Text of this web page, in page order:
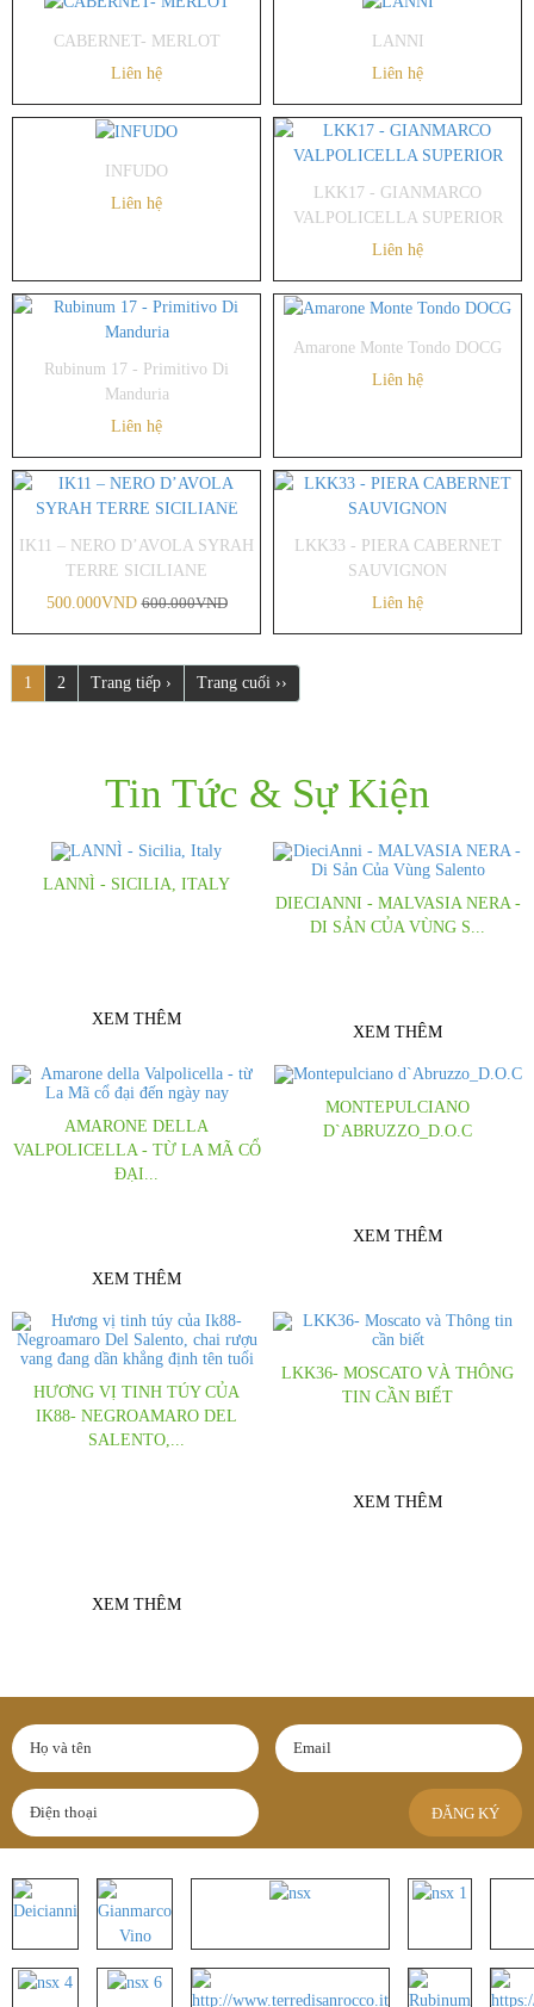
CABERNET- MERLOT
Liên hệ
LANNI
Liên hệ
INFUDO
Liên hệ
LKK17 - GIANMARCO
VALPOLICELLA SUPERIOR
Liên hệ
Rubinum 17 - Primitivo Di
Manduria
Liên hệ
Amarone Monte Tondo DOCG
Liên hệ
IK11 – NERO D’AVOLA SYRAH
TERRE SICILIANE
500.000VND 600.000VND
-20%
LKK33 - PIERA CABERNET
SAUVIGNON
Liên hệ
1 2 Trang tiếp › Trang cuối ››
Tin Tức & Sự Kiện
LANNÌ - SICILIA, ITALY
XEM THÊM
DIECIANNI - MALVASIA NERA -
DI SẢN CỦA VÙNG S...
XEM THÊM
AMARONE DELLA
VALPOLICELLA - TỪ LA MÃ CỔ
ĐẠI...
XEM THÊM
MONTEPULCIANO
D`ABRUZZO_D.O.C
XEM THÊM
HƯƠNG VỊ TINH TÚY CỦA
IK88- NEGROAMARO DEL
SALENTO,...
XEM THÊM
LKK36- MOSCATO VÀ THÔNG
TIN CẦN BIẾT
XEM THÊM
ĐĂNG KÝ